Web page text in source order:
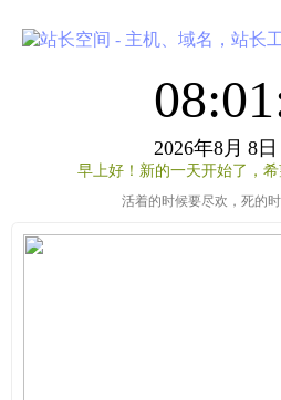
2026年8月 8日
早上好！新的一天开始了，希
活着的时候要尽欢，死的时